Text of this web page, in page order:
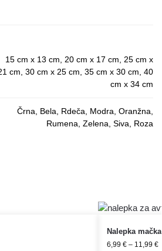
15 cm x 13 cm, 20 cm x 17 cm, 25 cm x
cm, 30 cm x 25 cm, 35 cm x 30 cm, 40
cm x 34 cm
Črna, Bela, Rdeča, Modra, Oranžna,
Rumena, Zelena, Siva, Roza
Nalepka
6,99 € – 11,99 €